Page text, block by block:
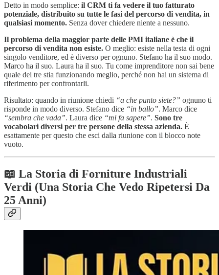
Detto in modo semplice: il CRM ti fa vedere il tuo fatturato
potenziale, distribuito su tutte le fasi del percorso di vendita, in
qualsiasi momento. Senza dover chiedere niente a nessuno.
Il problema della maggior parte delle PMI italiane è che il
percorso di vendita non esiste. O meglio: esiste nella testa di ogni
singolo venditore, ed è diverso per ognuno. Stefano ha il suo modo.
Marco ha il suo. Laura ha il suo. Tu come imprenditore non sai bene
quale dei tre stia funzionando meglio, perché non hai un sistema di
riferimento per confrontarli.
Risultato: quando in riunione chiedi “a che punto siete?” ognuno ti
risponde in modo diverso. Stefano dice “in ballo”. Marco dice
“sembra che vada”. Laura dice “mi fa sapere”. Sono tre
vocabolari diversi per tre persone della stessa azienda. È
esattamente per questo che esci dalla riunione con il blocco note
vuoto.
📖 La Storia di Forniture Industriali
Verdi (Una Storia Che Vedo Ripetersi Da
25 Anni)